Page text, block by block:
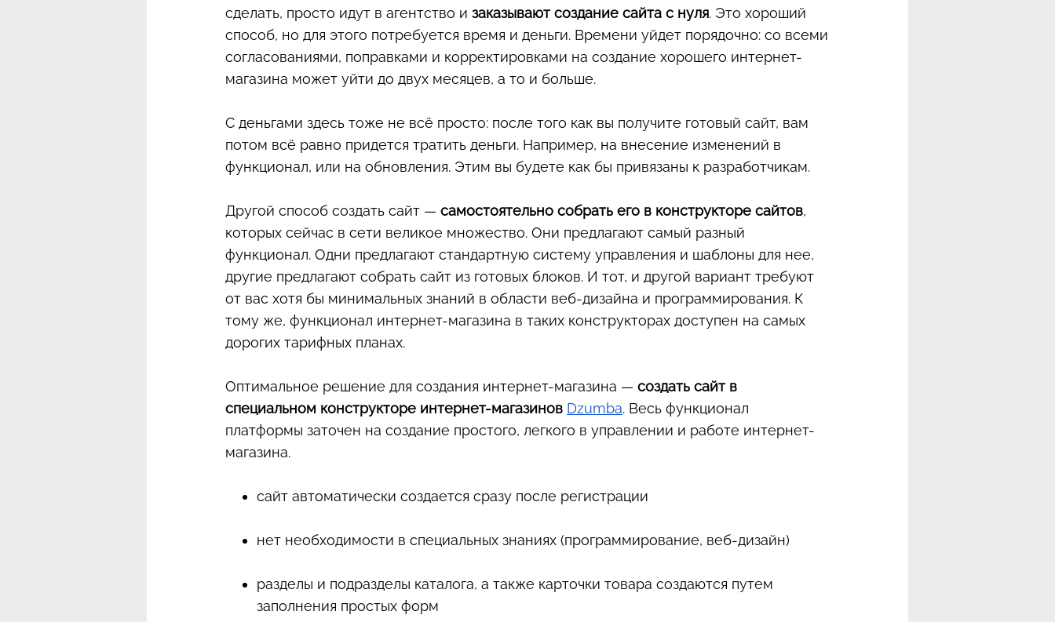
сделать, просто идут в агентство и заказывают создание сайта с нуля. Это хороший
способ, но для этого потребуется время и деньги. Времени уйдет порядочно: со всеми
согласованиями, поправками и корректировками на создание хорошего интернет-
магазина может уйти до двух месяцев, а то и больше.
С деньгами здесь тоже не всё просто: после того как вы получите готовый сайт, вам
потом всё равно придется тратить деньги. Например, на внесение изменений в
функционал, или на обновления. Этим вы будете как бы привязаны к разработчикам.
Другой способ создать сайт — самостоятельно собрать его в конструкторе сайтов,
которых сейчас в сети великое множество. Они предлагают самый разный
функционал. Одни предлагают стандартную систему управления и шаблоны для нее,
другие предлагают собрать сайт из готовых блоков. И тот, и другой вариант требуют
от вас хотя бы минимальных знаний в области веб-дизайна и программирования. К
тому же, функционал интернет-магазина в таких конструкторах доступен на самых
дорогих тарифных планах.
Оптимальное решение для создания интернет-магазина — создать сайт в
специальном конструкторе интернет-магазинов Dzumba. Весь функционал
платформы заточен на создание простого, легкого в управлении и работе интернет-
магазина.
сайт автоматически создается сразу после регистрации
нет необходимости в специальных знаниях (программирование, веб-дизайн)
разделы и подразделы каталога, а также карточки товара создаются путем
заполнения простых форм